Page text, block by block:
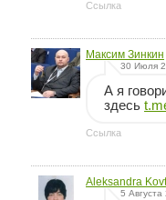
Ссылка
Максим Зинкин
30 Июля
А я
здесь
Ссылка
Aleksandra
5 Августа